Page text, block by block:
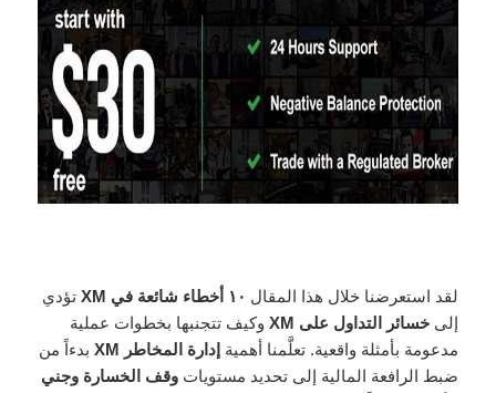
لقد استعرضنا خلال هذا المقال ١٠ أخطاء شائعة في XM
تؤدي
إلىخسائر التداول على XM
وكيف تتجنبها بخطوات عملية
مدعومة بأمثلة واقعية. تعلَّمنا أهمية إدارة المخاطر XM
بدءاً من
ضبط الرافعة المالية إلى تحديد مستوياتوقف الخسارة وجني